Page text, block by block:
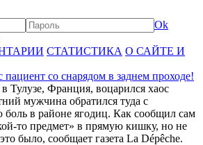
Ok
СТАТИСТИКА О САЙТЕ И
со снарядом в заднем проходе!
Тулузе, Франция, воцарился хаос
мужчина обратился туда с
в районе ягодиц. Как сообщил сам
то предмет» в прямую кишку, но не
было, сообщает газета La Dépêche.